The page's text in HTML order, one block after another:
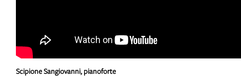
Scipione Sangiovanni, pianoforte